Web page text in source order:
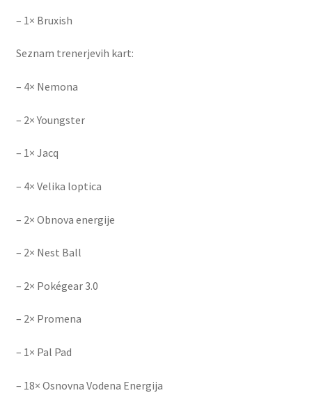
– 1× Bruxish
Seznam trenerjevih kart:
– 4× Nemona
– 2× Youngster
– 1× Jacq
– 4× Velika loptica
– 2× Obnova energije
– 2× Nest Ball
– 2× Pokégear 3.0
– 2× Promena
– 1× Pal Pad
– 18× Osnovna Vodena Energija